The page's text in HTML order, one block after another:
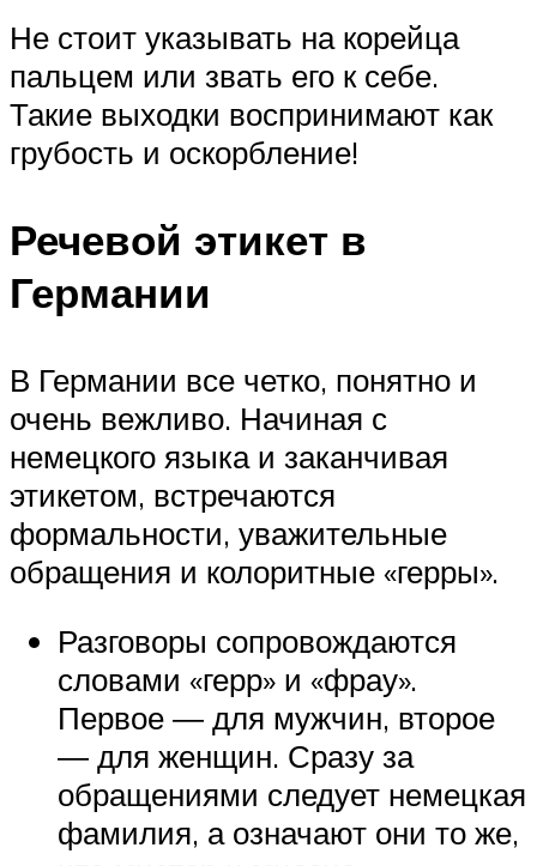
Не стоит указывать на корейца
пальцем или звать его к себе.
Такие выходки воспринимают как
грубость и оскорбление!
Речевой этикет в
Германии
В Германии все четко, понятно и
очень вежливо. Начиная с
немецкого языка и заканчивая
этикетом, встречаются
формальности, уважительные
обращения и колоритные «герры».
Разговоры сопровождаются
словами «герр» и «фрау».
Первое ― для мужчин, второе
― для женщин. Сразу за
обращениями следует немецкая
фамилия, а означают они то же,